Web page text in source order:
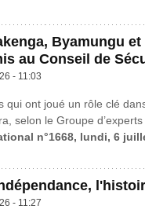
Byamungu
au Conseil de
- 11:03
qui ont joué un rôle clé
selon le Groupe
n°1668, lundi, 6
- 11:27